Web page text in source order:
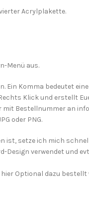
Acrylplakette.
Menü aus.
Ein Komma bedeutet eine
Klick und erstellt
mit Bestellnummer an
oder PNG.
ist, setze ich mich
Design verwendet und
Optional dazu bestellt